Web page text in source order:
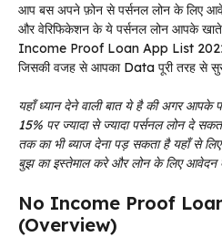
आप बस अपने फ़ोन से पर्सनल लोन के लिए
और वेरिफिकेशन के ये पर्सनल लोन आपके
Income Proof Loan App List 2022
जिसकी वजह से आपका Data पूरी तरह से
यहाँ ध्यान देने वाली बात ये है की अगर
15% पर ज्यादा से ज्यादा पर्सनल लोन दे
तक का भी ब्याज देना पड़ सकता है यहाँ से
बुझ का इस्तेमाल करे और लोन के लिए आवेदन
No Income Proof
(Overview)